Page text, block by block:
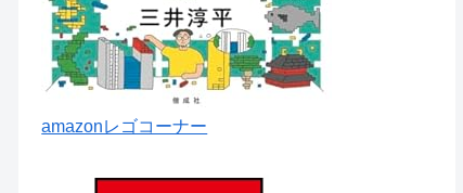
amazonレゴコーナー